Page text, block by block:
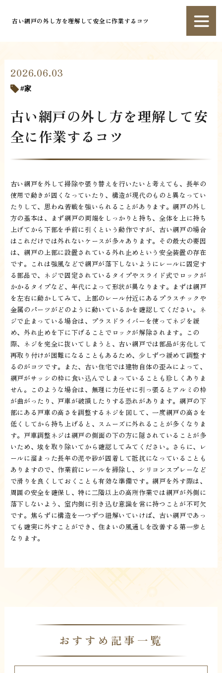
古い網戸の外し方を理解して安全に作業するコツ
2026.06.03
家
古い網戸の外し方を理解して安
全に作業するコツ
古い網戸を外して掃除や張り替えを行いたいと考えても、長年の
使用で動きが固くなっていたり、構造が現代のものと異なってい
たりして、思わぬ苦戦を強いられることがあります。網戸の外し
方の基本は、まず網戸の両端をしっかりと持ち、全体を上に持ち
上げてから下部を手前に引くという動作ですが、古い網戸の場合
はこれだけでは外れないケースが多々あります。その最大の要因
は、網戸の上部に設置されている外れ止めという安全装置の存在
です。これは強風などで網戸が落下しないようにレールに固定す
る部品で、ネジで固定されているタイプやスライド式でロックが
かかるタイプなど、年代によって形状が異なります。まずは網戸
を左右に動かしてみて、上部のレール付近にあるプラスチックや
金属のパーツがどのように動いているかを確認してください。ネ
ジで止まっている場合は、プラスドライバーを使ってネジを緩
め、外れ止めを下に下げることでロックが解除されます。この
際、ネジを完全に抜いてしまうと、古い網戸では部品が劣化して
再取り付けが困難になることもあるため、少しずつ緩めて調整す
るのがコツです。また、古い住宅では建物自体の歪みによって、
網戸がサッシの枠に食い込んでしまっていることも珍しくありま
せん。このような場合は、無理に力任せに引っ張るとアルミの枠
が曲がったり、戸車が破損したりする恐れがあります。網戸の下
部にある戸車の高さを調整するネジを回して、一度網戸の高さを
低くしてから持ち上げると、スムーズに外れることが多くなりま
す。戸車調整ネジは網戸の側面の下の方に隠されていることが多
いため、埃を取り除いてから確認してみてください。さらに、レ
ールに溜まった長年の泥や砂が固着して抵抗になっていることも
ありますので、作業前にレールを掃除し、シリコンスプレーなど
で滑りを良くしておくことも有効な準備です。網戸を外す際は、
周囲の安全を確保し、特に二階以上の高所作業では網戸が外側に
落下しないよう、室内側に引き込む意識を常に持つことが不可欠
です。焦らずに構造を一つずつ紐解いていけば、古い網戸であっ
ても確実に外すことができ、住まいの風通しを改善する第一歩と
なります。
おすすめ記事一覧